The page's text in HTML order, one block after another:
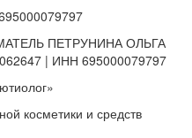
ПЕТРУНИНА ОЛЬГА
| ИНН 695000079797
косметики и средств